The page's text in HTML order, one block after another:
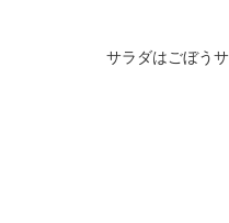
サラダはごぼう